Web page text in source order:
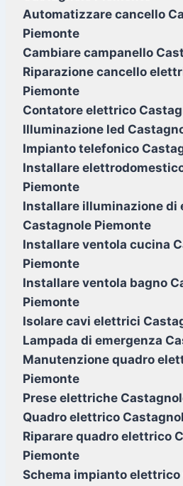
Automatizzare cancello
Piemonte
Cambiare campanello
Riparazione cancello
Piemonte
Contatore elettrico
Illuminazione led
Impianto telefonico
Installare
Piemonte
Installare illuminazione di
Castagnole Piemonte
Installare ventola cucina
Piemonte
Installare ventola bagno
Piemonte
Isolare cavi elettrici
Lampada di emergenza
Manutenzione quadro
Piemonte
Prese elettriche
Quadro elettrico
Riparare quadro elettrico
Piemonte
Schema impianto